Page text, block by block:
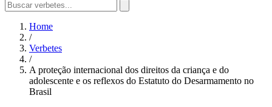
Home
/
Verbetes
/
A proteção internacional dos direitos da criança e do
adolescente e os reflexos do Estatuto do Desarmamento no
Brasil